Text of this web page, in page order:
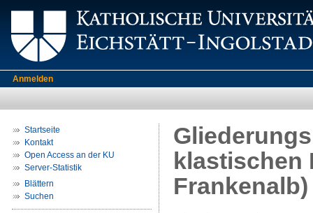
Anmelden
Startseite
Kontakt
Open Access an der KU
Server-Statistik
Blättern
Suchen
klastischen
Frankenalb)